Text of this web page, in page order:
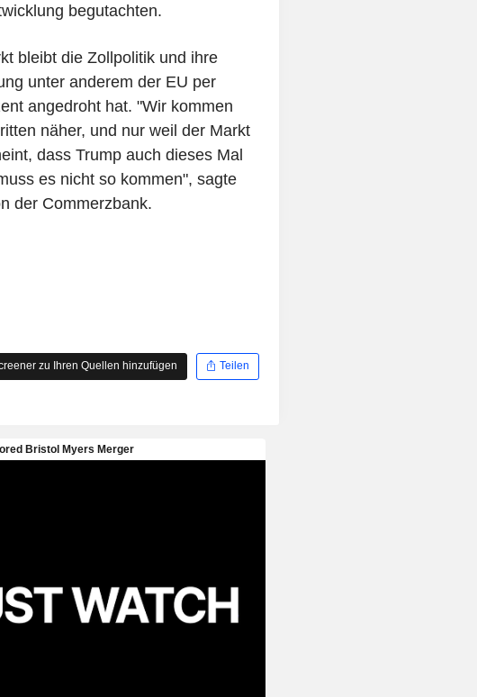
begutachten.
bleibt die Zollpolitik und ihre
unter anderem der EU per
angedroht hat. "Wir kommen
näher, und nur weil der Markt
dass Trump auch dieses Mal
es nicht so kommen", sagte
der Commerzbank.
zu Ihren Quellen hinzufügen Teilen